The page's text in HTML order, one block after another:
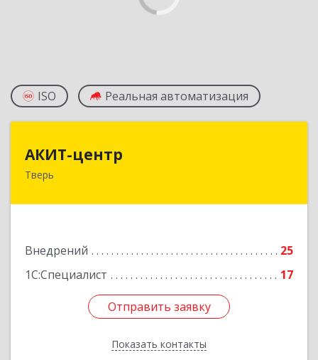
ISO Реальная автоматизация
АКИТ-центр
Тверь
Внедрений
25
1С:Специалист
17
Отправить заявку
Показать контакты
170100, Тверская обл, Тверь г, Новоторжская
Отправить заявку
Назад